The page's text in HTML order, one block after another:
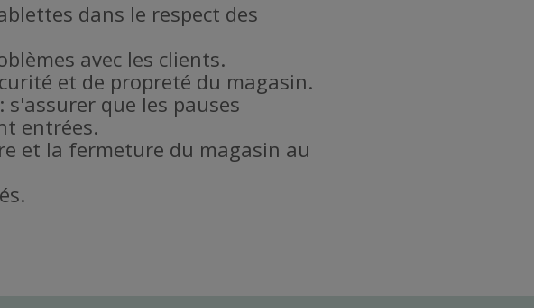
dans le respect des
avec les clients.
et de propreté du magasin.
que les pauses
entrées.
et la fermeture du magasin au